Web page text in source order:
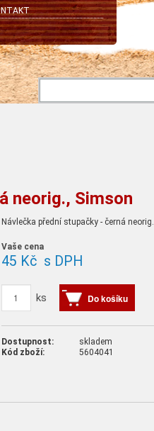
neorig., Simson
Návlečka přední stupačky - černá neorig.
Vaše cena
45 Kč s DPH
ks Do košíku
Dostupnost:
skladem
Kód zboží:
5604041